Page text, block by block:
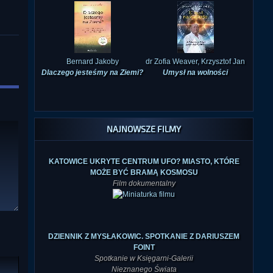
Bernard Jakoby
Dlaczego jesteśmy na Ziemi?
dr Zofia Weaver, Krzysztof Jan
Umysł na wolności
NAJNOWSZE FILMY
KATOWICE UKRYTE CENTRUM UFO? MIASTO, KTÓRE
MOŻE BYĆ BRAMĄ KOSMOSU
Film dokumentalny
DZIENNIK Z MYSŁAKOWIC. SPOTKANIE Z DARIUSZEM
FOINT
Spotkanie w Księgarni-Galerii
Nieznanego Świata